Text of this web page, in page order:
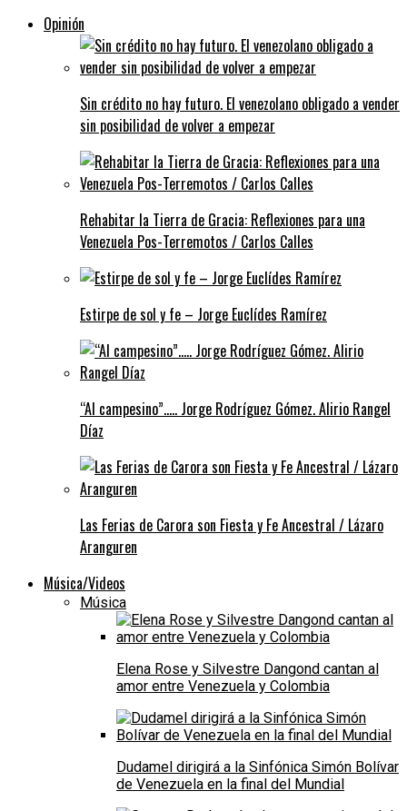
Opinión
Sin crédito no hay futuro. El venezolano obligado a vender
sin posibilidad de volver a empezar
Rehabitar la Tierra de Gracia: Reflexiones para una
Venezuela Pos-Terremotos / Carlos Calles
Estirpe de sol y fe – Jorge Euclídes Ramírez
“Al campesino”….. Jorge Rodríguez Gómez. Alirio Rangel
Díaz
Las Ferias de Carora son Fiesta y Fe Ancestral / Lázaro
Aranguren
Música/Videos
Música
Elena Rose y Silvestre Dangond cantan al
amor entre Venezuela y Colombia
Dudamel dirigirá a la Sinfónica Simón Bolívar
de Venezuela en la final del Mundial